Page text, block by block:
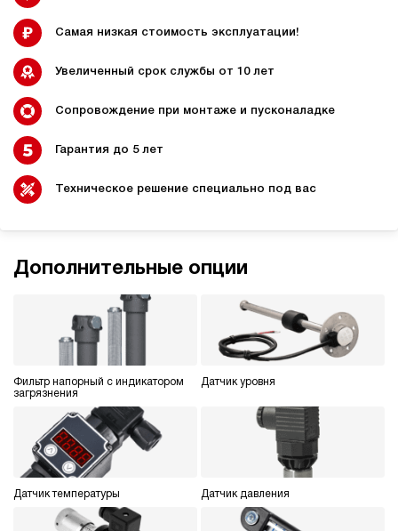
Самая низкая стоимость эксплуатации!
Увеличенный срок службы от 10 лет
Сопровождение при монтаже и пусконаладке
Гарантия до 5 лет
Техническое решение специально под вас
Дополнительные опции
Фильтр напорный с индикатором
загрязнения
Датчик уровня
Датчик температуры Датчик давления